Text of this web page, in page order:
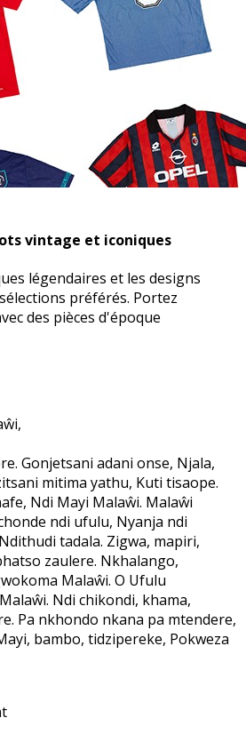
vintage et iconiques
légendaires et les designs
préférés. Portez
des pièces d'époque
Gonjetsani adani onse, Njala,
mitima yathu, Kuti tisaope.
Ndi Mayi Malaŵi. Malaŵi
ndi ufulu, Nyanja ndi
tadala. Zigwa, mapiri,
zaulere. Nkhalango,
Malaŵi. O Ufulu
Ndi chikondi, khama,
Pa nkhondo nkana pa mtendere,
bambo, tidzipereke, Pokweza